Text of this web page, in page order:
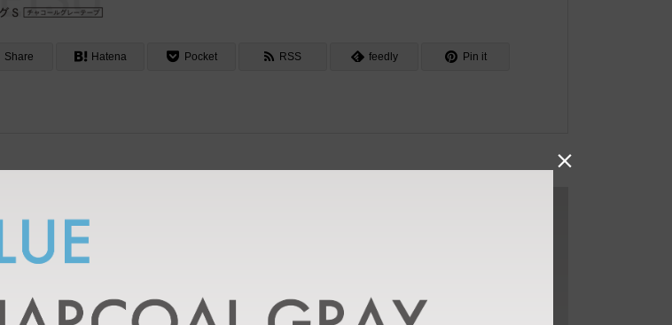
Share Hatena Pocket RSS feedly Pin it
